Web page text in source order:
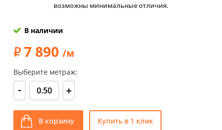
возможны минимальные отличия.
В наличии
7 890 /м
Выберите метраж:
- +
В корзину Купить в 1 клик